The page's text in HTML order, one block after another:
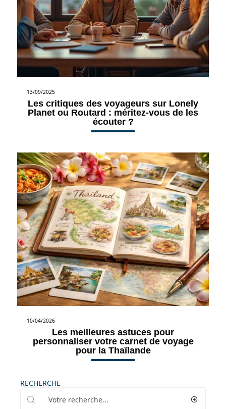
13/09/2025
Les critiques des voyageurs sur Lonely
Planet ou Routard : méritez-vous de les
écouter ?
10/04/2026
Les meilleures astuces pour
personnaliser votre carnet de voyage
pour la Thaïlande
RECHERCHE